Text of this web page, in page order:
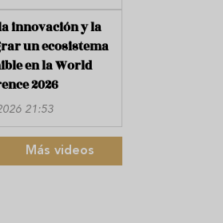
innovación y la
un ecosistema
en la World
2026
21:53
Más videos